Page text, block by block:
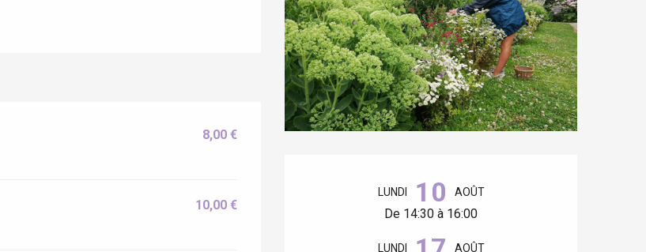
LUNDI 10 AOÛT
De 14:30 à 16:00
LUNDI AOÛT
8,00 €
10,00 €